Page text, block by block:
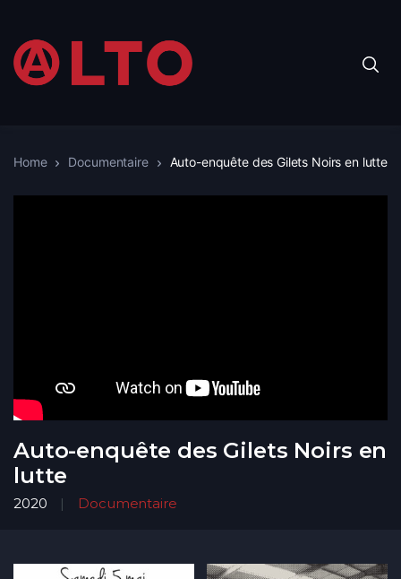
Home Documentaire Auto-enquête des Gilets Noirs en lutte
Auto-enquête des Gilets Noirs en
lutte
2020 Documentaire